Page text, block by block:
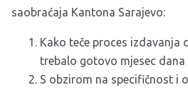
saobraćaja Kantona Sarajevo:
Kako teče proces izdavanja
trebalo gotovo mjesec dana
S obzirom na specifičnost i